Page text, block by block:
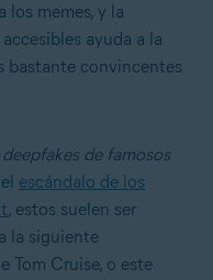
los memes, y la
ayuda a la
bastante convincentes
deepfakes de famosos
escándalo de los
, estos suelen ser
la siguiente
Tom Cruise, o este